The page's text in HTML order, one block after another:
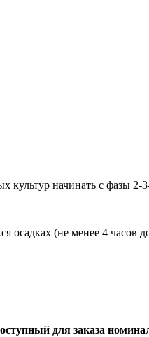
начинать с фазы 2-
осадках (не менее 4 часов
для заказа